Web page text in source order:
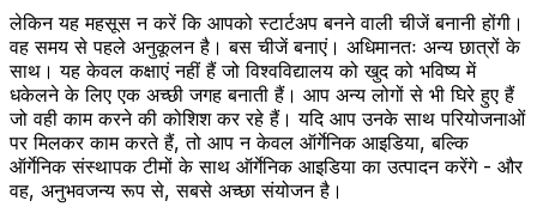
लेकिन यह महसूस न करें कि आपको स्टार्टअप बनने वाली चीजें बनानी होंगी।
वह समय से पहले अनुकूलन है। बस चीजें बनाएं। अधिमानतः अन्य छात्रों के
साथ। यह केवल कक्षाएं नहीं हैं जो विश्वविद्यालय को खुद को भविष्य में
धकेलने के लिए एक अच्छी जगह बनाती हैं। आप अन्य लोगों से भी घिरे हुए हैं
जो वही काम करने की कोशिश कर रहे हैं। यदि आप उनके साथ परियोजनाओं
पर मिलकर काम करते हैं, तो आप न केवल ऑर्गेनिक आइडिया, बल्कि
ऑर्गेनिक संस्थापक टीमों के साथ ऑर्गेनिक आइडिया का उत्पादन करेंगे - और
वह, अनुभवजन्य रूप से, सबसे अच्छा संयोजन है।